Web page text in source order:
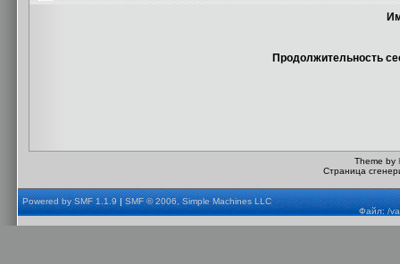
Продолжительность
Theme by
Страница
Powered by SMF 1.1.9|SMF © 2006, Simple Machines LLC
Файл: /